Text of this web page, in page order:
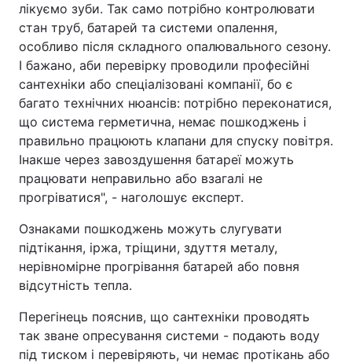
лікуємо зуби. Так само потрібно контролювати
стан труб, батарей та системи опалення,
особливо після складного опалювального сезону.
І бажано, аби перевірку проводили професійні
сантехніки або спеціалізовані компанії, бо є
багато технічних нюансів: потрібно переконатися,
що система герметична, немає пошкоджень і
правильно працюють клапани для спуску повітря.
Інакше через завоздушення батареї можуть
працювати неправильно або взагалі не
прогріватися", - наголошує експерт.
Ознаками пошкоджень можуть слугувати
підтікання, іржа, тріщини, здуття металу,
нерівномірне прогрівання батарей або повня
відсутність тепла.
Перегінець пояснив, що сантехніки проводять
так зване опресування системи - подають воду
під тиском і перевіряють, чи немає протікань або